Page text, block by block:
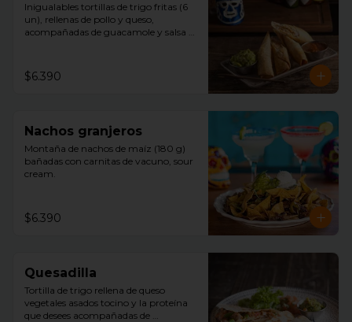
Inigualables tortillas de trigo fritas (6
un), rellenas de pollo y queso,
acompañadas de guacamole y salsa
$6.390
Nachos granjeros
Montaña de nachos de maíz (180 g)
bañadas con carnitas de vacuno, sour
cream.
$6.390
Quesadilla
Tortilla de trigo rellena de queso
vegetales asados tocino y la proteína
que desees acompañadas de